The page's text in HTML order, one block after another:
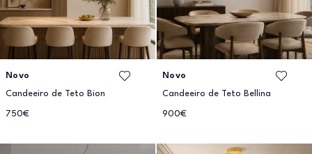
Novo
Candeeiro de Teto Bion
750€
Novo
Candeeiro de Teto Bellina
900€